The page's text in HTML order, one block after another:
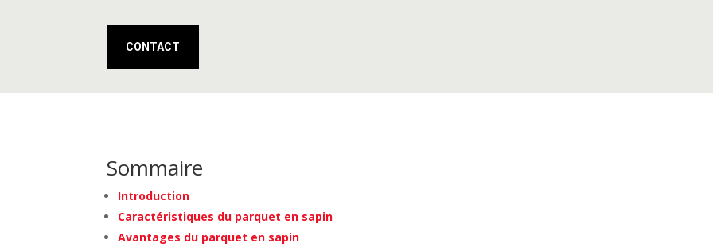
CONTACT
Sommaire
Introduction
Caractéristiques du parquet en sapin
Avantages du parquet en sapin